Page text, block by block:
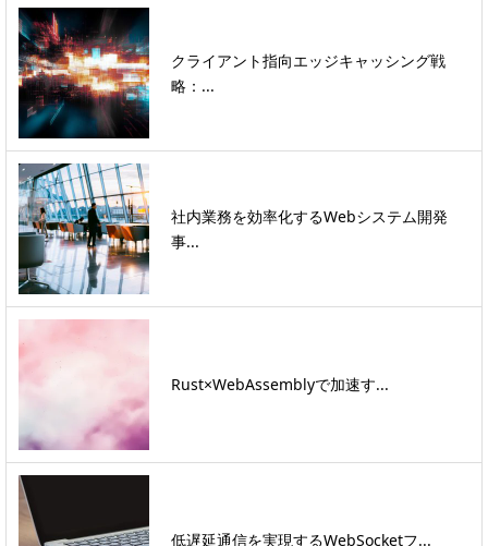
クライアント指向エッジキャッシング戦
略：...
社内業務を効率化するWebシステム開発
事...
Rust×WebAssemblyで加速す...
低遅延通信を実現するWebSocketフ...